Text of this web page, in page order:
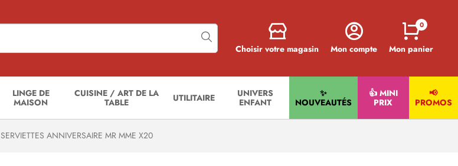
Choisir votre magasin Mon compte Mon panier
0
LINGE DE
MAISON
CUISINE / ART DE LA
TABLE
UTILITAIRE
UNIVERS
ENFANT
✨
NOUVEAUTÉS
👍 MINI
PRIX
📢
PROMOS
SERVIETTES ANNIVERSAIRE MR MME X20